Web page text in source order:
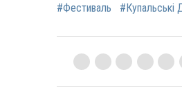
#Фестиваль #Купальські